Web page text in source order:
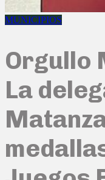
MUNICIPIOS
Orgullo
La